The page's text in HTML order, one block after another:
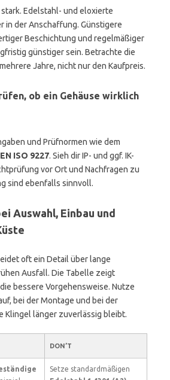
Edelstahl- und eloxierte
in der Anschaffung. Günstigere
Beschichtung und regelmäßiger
günstiger sein. Betrachte die
Jahre, nicht nur den Kaufpreis.
ob ein Gehäuse wirklich
und Prüfnormen wie dem
ISO 9227. Sieh dir IP- und ggf. IK-
vor Ort und Nachfragen zu
sind ebenfalls sinnvoll.
Auswahl, Einbau und
oft ein Detail über lange
Ausfall. Die Tabelle zeigt
bessere Vorgehensweise. Nutze
bei der Montage und bei der
Klingel länger zuverlässig bleibt.
DON’T
Setze standardmäßigen